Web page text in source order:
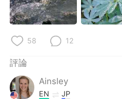
58 12
評論
Ainsley
EN JP